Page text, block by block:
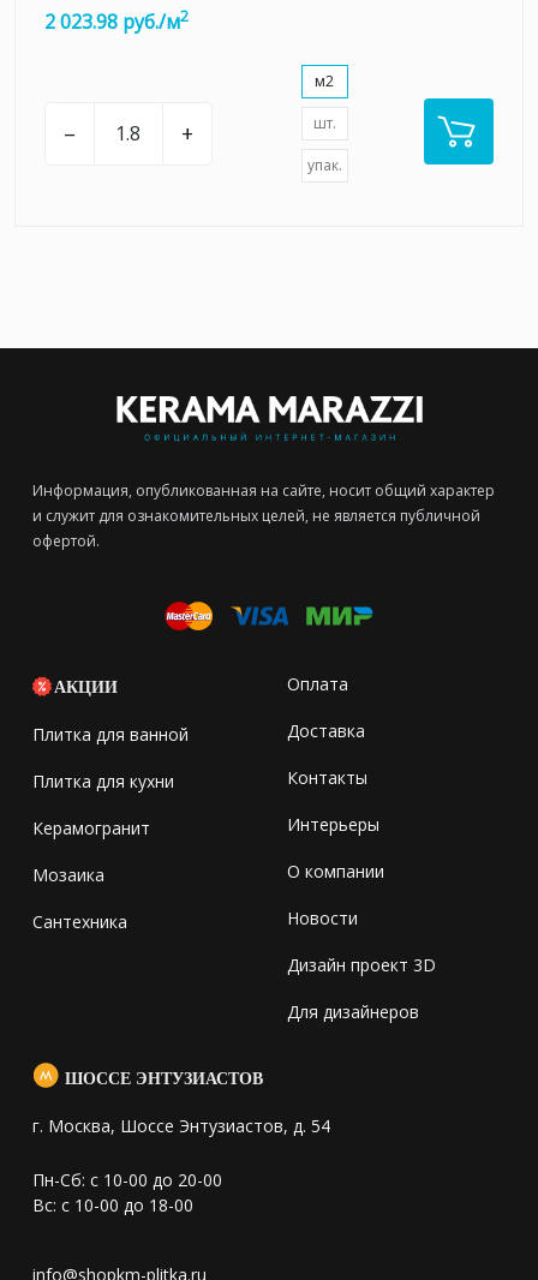
2 023.98 руб./м2
– +
м2
шт.
упак.
Информация, опубликованная на сайте, носит общий характер
и служит для ознакомительных целей, не является публичной
офертой.
АКЦИИ
Плитка для ванной
Плитка для кухни
Керамогранит
Мозаика
Сантехника
Оплата
Доставка
Контакты
Интерьеры
О компании
Новости
Дизайн проект 3D
Для дизайнеров
ШОССЕ ЭНТУЗИАСТОВ
г. Москва, Шоссе Энтузиастов, д. 54
Пн-Сб: с 10-00 до 20-00
Вс: с 10-00 до 18-00
info@shopkm-plitka.ru